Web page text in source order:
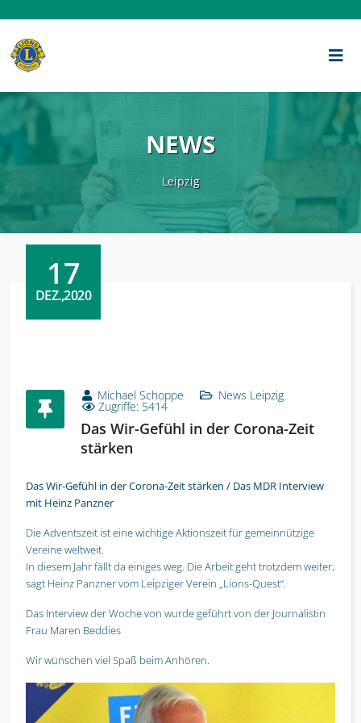
NEWS
Leipzig
17
DEZ.,2020
Michael Schoppe News Leipzig
Zugriffe: 5414
Das Wir-Gefühl in der Corona-Zeit
stärken
Das Wir-Gefühl in der Corona-Zeit stärken / Das MDR Interview
mit Heinz Panzner
Die Adventszeit ist eine wichtige Aktionszeit für gemeinnützige
Vereine weltweit.
In diesem Jahr fällt da einiges weg. Die Arbeit geht trotzdem weiter,
sagt Heinz Panzner vom Leipziger Verein „Lions-Quest“.
Das Interview der Woche von wurde geführt von der Journalistin
Frau Maren Beddies
Wir wünschen viel Spaß beim Anhören.